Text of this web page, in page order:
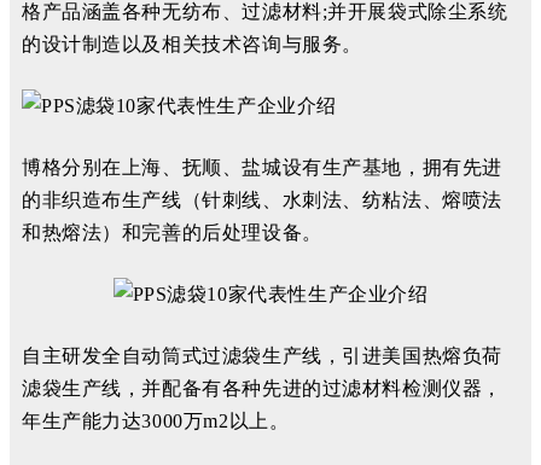
格产品涵盖各种无纺布、过滤材料;并开展袋式除尘系统
的设计制造以及相关技术咨询与服务。
博格分别在上海、抚顺、盐城设有生产基地，拥有先进
的非织造布生产线（针刺线、水刺法、纺粘法、熔喷法
和热熔法）和完善的后处理设备。
自主研发全自动筒式过滤袋生产线，引进美国热熔负荷
滤袋生产线，并配备有各种先进的过滤材料检测仪器，
年生产能力达3000万m2以上。